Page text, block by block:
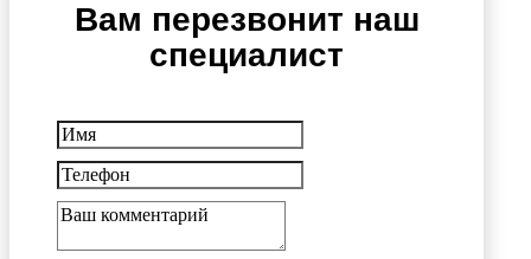
Вам перезвонит наш
специалист